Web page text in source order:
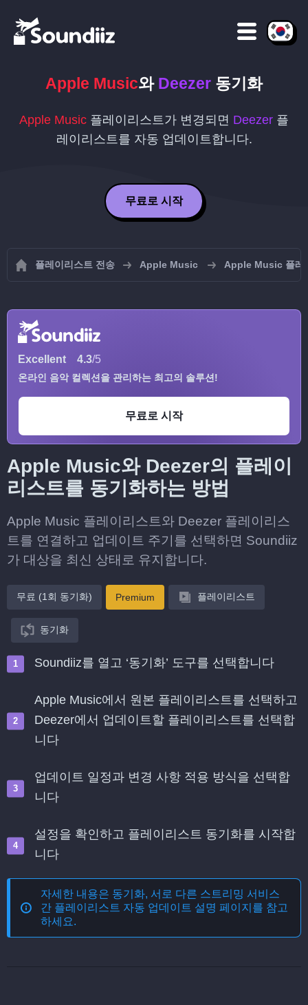
Apple Music와 Deezer 동기화
Apple Music 플레이리스트가 변경되면 Deezer 플
레이리스트를 자동 업데이트합니다.
무료로 시작
플레이리스트 전송 Apple Music Apple Music 플레
Excellent 4.3/5
온라인 음악 컬렉션을 관리하는 최고의 솔루션!
무료로 시작
Apple Music와 Deezer의 플레이
리스트를 동기화하는 방법
Apple Music 플레이리스트와 Deezer 플레이리스
트를 연결하고 업데이트 주기를 선택하면 Soundiiz
가 대상을 최신 상태로 유지합니다.
무료 (1회 동기화) Premium 플레이리스트
동기화
Soundiiz를 열고 ‘동기화’ 도구를 선택합니다
Apple Music에서 원본 플레이리스트를 선택하고
Deezer에서 업데이트할 플레이리스트를 선택합
니다
업데이트 일정과 변경 사항 적용 방식을 선택합
니다
설정을 확인하고 플레이리스트 동기화를 시작합
니다
자세한 내용은 동기화, 서로 다른 스트리밍 서비스
간 플레이리스트 자동 업데이트 설명 페이지를 참고
하세요.